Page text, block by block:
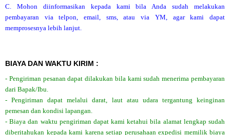
C. Mohon diinformasikan kepada kami bila Anda sudah melakukan
pembayaran via telpon, email, sms, atau via YM, agar kami dapat
memprosesnya lebih lanjut.
BIAYA DAN WAKTU KIRIM :
- Pengiriman pesanan dapat dilakukan bila kami sudah menerima pembayaran
dari Bapak/Ibu.
- Pengiriman dapat melalui darat, laut atau udara tergantung keinginan
pemesan dan kondisi lapangan.
- Biaya dan waktu pengiriman dapat kami ketahui bila alamat lengkap sudah
diberitahukan kepada kami karena setiap perusahaan expedisi memilik biaya